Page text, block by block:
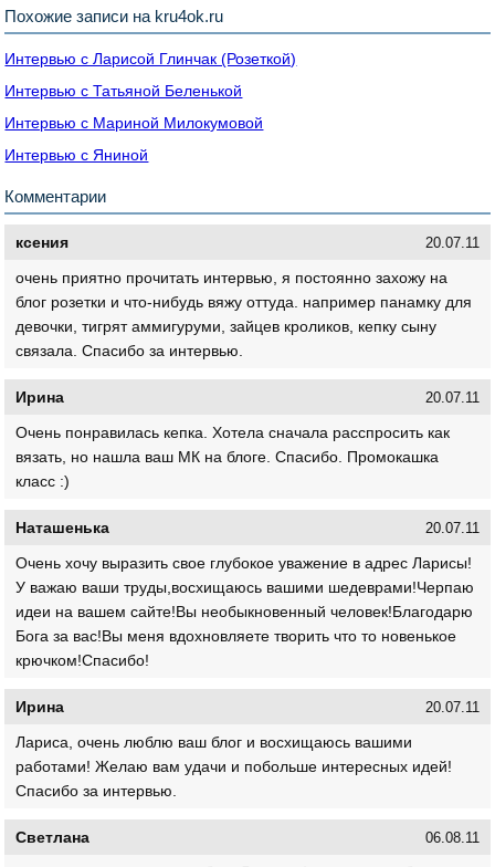
Похожие записи на kru4ok.ru
Интервью с Ларисой Глинчак (Розеткой)
Интервью с Татьяной Беленькой
Интервью с Мариной Милокумовой
Интервью с Яниной
Комментарии
ксения 20.07.11
очень приятно прочитать интервью, я постоянно захожу на
блог розетки и что-нибудь вяжу оттуда. например панамку для
девочки, тигрят аммигуруми, зайцев кроликов, кепку сыну
связала. Спасибо за интервью.
Ирина 20.07.11
Очень понравилась кепка. Хотела сначала расспросить как
вязать, но нашла ваш МК на блоге. Спасибо. Промокашка
класс :)
Наташенька 20.07.11
Очень хочу выразить свое глубокое уважение в адрес Ларисы!
У важаю ваши труды,восхищаюсь вашими шедеврами!Черпаю
идеи на вашем сайте!Вы необыкновенный человек!Благодарю
Бога за вас!Вы меня вдохновляете творить что то новенькое
крючком!Спасибо!
Ирина 20.07.11
Лариса, очень люблю ваш блог и восхищаюсь вашими
работами! Желаю вам удачи и побольше интересных идей!
Спасибо за интервью.
Светлана 06.08.11